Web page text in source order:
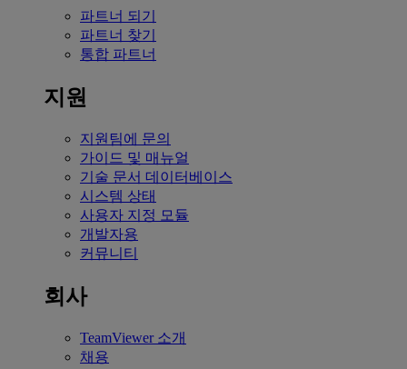
파트너 되기
파트너 찾기
통합 파트너
지원
지원팀에 문의
가이드 및 매뉴얼
기술 문서 데이터베이스
시스템 상태
사용자 지정 모듈
개발자용
커뮤니티
회사
TeamViewer 소개
채용